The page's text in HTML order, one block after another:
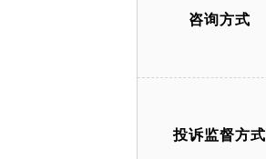
咨询方式
投诉监督方式